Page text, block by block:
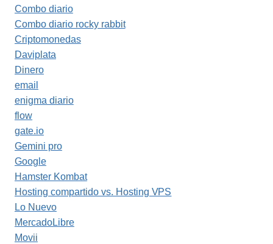
Combo diario
Combo diario rocky rabbit
Criptomonedas
Daviplata
Dinero
email
enigma diario
flow
gate.io
Gemini pro
Google
Hamster Kombat
Hosting compartido vs. Hosting VPS
Lo Nuevo
MercadoLibre
Movii